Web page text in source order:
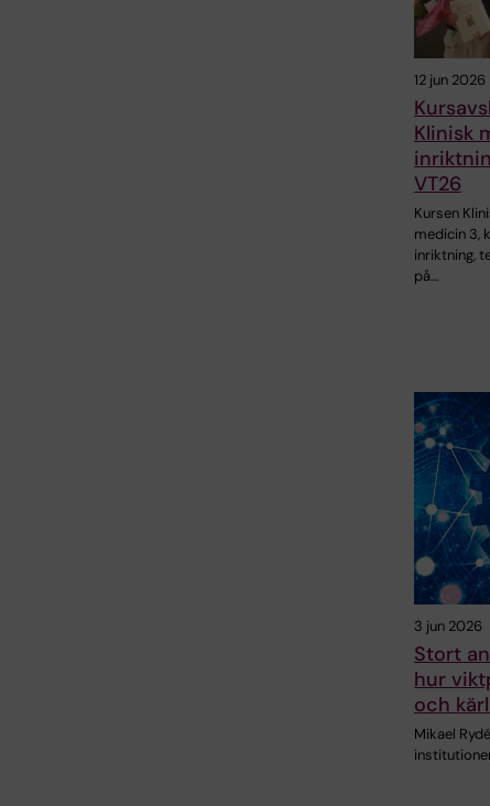
12 jun 2026
Klinisk
VT26
Kursen
medicin 3,
inriktning,
på…
3 jun 2026
Stort
hur
och
Mikael